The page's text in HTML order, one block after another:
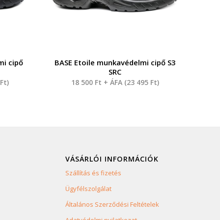
cipő
Ft)
BASE Etoile munkavédelmi cipő S3
SRC
18 500 Ft + ÁFA (23 495 Ft)
VÁSÁRLÓI INFORMÁCIÓK
Szállítás és fizetés
Ügyfélszolgálat
Általános Szerződési Feltételek